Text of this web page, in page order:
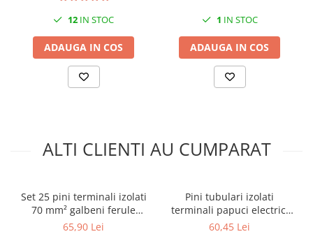
12 IN STOC
ADAUGA IN COS
1 IN STOC
ADAUGA IN COS
ALTI CLIENTI AU CUMPARAT
Set 25 pini terminali izolati
70 mm² galbeni ferule
cupru 37.5mm
65,90 Lei
Pini tubulari izolati
terminali papuci electrici
25mm² maro set 100 bucati
60,45 Lei